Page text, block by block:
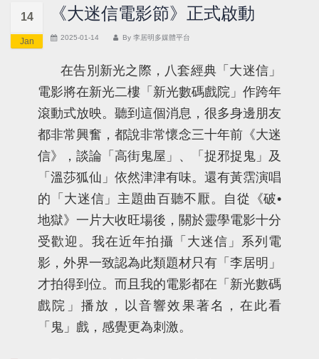
14
Jan
《大迷信電影節》正式啟動
2025-01-14 By 李居明多媒體平台
在告別新光之際，八套經典「大迷信」
電影將在新光二樓「新光數碼戲院」作跨年
滾動式放映。聽到這個消息，很多身邊朋友
都非常興奮，都說非常懷念三十年前《大迷
信》，談論「高街鬼屋」、「捉邪捉鬼」及
「溫莎狐仙」依然津津有味。還有黃霑演唱
的「大迷信」主題曲百聽不厭。自從《破•
地獄》一片大收旺場後，關於靈學電影十分
受歡迎。我在近年拍攝「大迷信」系列電
影，外界一致認為此類題材只有「李居明」
才拍得到位。而且我的電影都在「新光數碼
戲院」播放，以音響效果著名，在此看
「鬼」戲，感覺更為刺激。